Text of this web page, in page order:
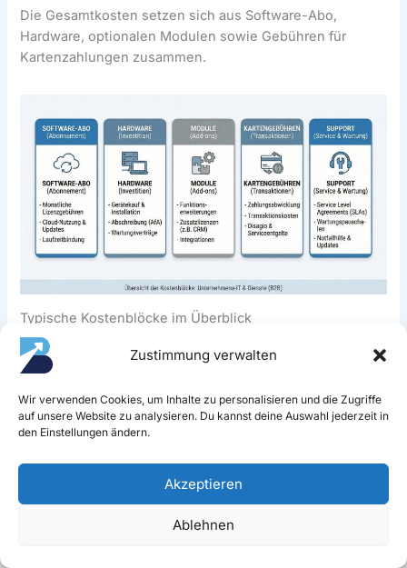
Zustimmung verwalten
Wir verwenden Cookies, um Inhalte zu personalisieren und die Zugriffe
auf unsere Website zu analysieren. Du kannst deine Auswahl jederzeit in
den Einstellungen ändern.
Akzeptieren
Ablehnen
Die Gesamtkosten setzen sich aus Software-Abo,
Hardware, optionalen Modulen sowie Gebühren für
Kartenzahlungen zusammen.
Typische Kostenblöcke im Überblick
Kostenblock Typische Spanne
Software (Euro pro
Monat je Kasse)
30–120
500–1.500